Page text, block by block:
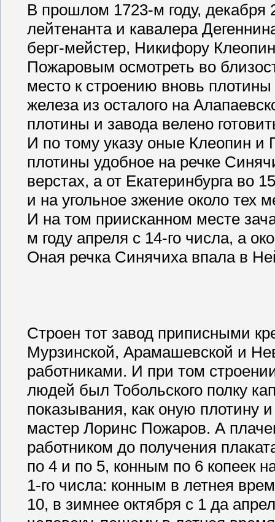
В прошлом 1723-м году, декабря
лейтенанта и кавалера
берг-мейстер, Никифору
Пожаровым осмотреть во
место к строению вновь
железа из осталого на
плотины и завода велено
И по тому указу оные Клеопин и
плотины удобное на речке
верстах, а от Екатеринбурга во
и на угольное зжение около тех
И на том приисканном месте
м году апреля с 14-го числа, а
Оная речка Синячиха впала в
Строен тот завод приписными
Мурзинской, Арамашевской и
работниками. И при том
людей был Тобольского полку
показывания, как оную плотину
мастер Лоринс Пожаров. А
работником до получения
по 4 и по 5, конным по 6 копеек
1-го числа: конным в летнея
10, в зимнее октября с 1 да